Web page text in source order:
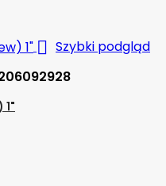
 Szybki podgląd
1"